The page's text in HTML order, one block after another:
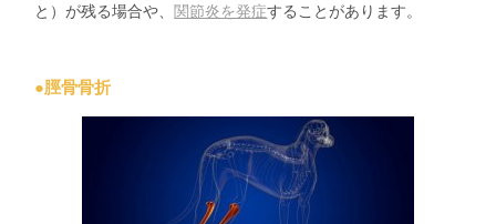
と）が残る場合や、 関節炎を発症することがあります。
●脛骨骨折